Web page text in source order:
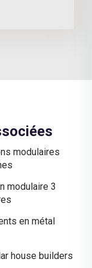
modulaires
modulaire 3
en métal
house builders